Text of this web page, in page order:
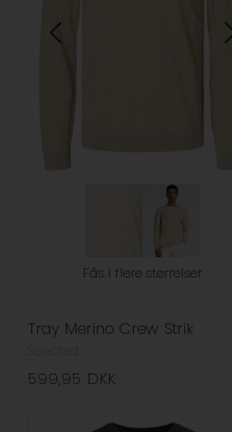
Fås i flere størrelser
Tray Merino Crew Strik
599,95 DKK